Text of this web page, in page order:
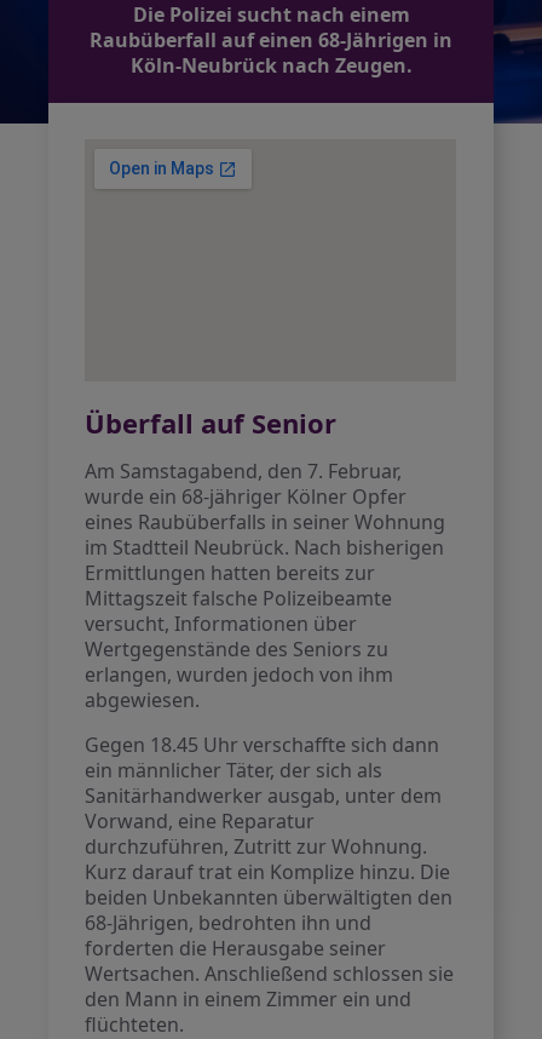
Die Polizei sucht nach einem
Raubüberfall auf einen 68-Jährigen in
Köln-Neubrück nach Zeugen.
Überfall auf Senior
Am Samstagabend, den 7. Februar,
wurde ein 68-jähriger Kölner Opfer
eines Raubüberfalls in seiner Wohnung
im Stadtteil Neubrück. Nach bisherigen
Ermittlungen hatten bereits zur
Mittagszeit falsche Polizeibeamte
versucht, Informationen über
Wertgegenstände des Seniors zu
erlangen, wurden jedoch von ihm
abgewiesen.
Gegen 18.45 Uhr verschaffte sich dann
ein männlicher Täter, der sich als
Sanitärhandwerker ausgab, unter dem
Vorwand, eine Reparatur
durchzuführen, Zutritt zur Wohnung.
Kurz darauf trat ein Komplize hinzu. Die
beiden Unbekannten überwältigten den
68-Jährigen, bedrohten ihn und
forderten die Herausgabe seiner
Wertsachen. Anschließend schlossen sie
den Mann in einem Zimmer ein und
flüchteten.